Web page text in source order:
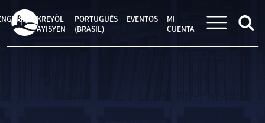
al
contenidoKREYÒL
AYISYEN
PORTUGUÊS
(BRASIL)
EVENTOS
MI
CUENTA